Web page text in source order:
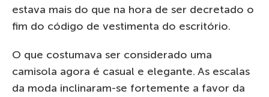
estava mais do que na hora de ser decretado o
fim do código de vestimenta do escritório.
O que costumava ser considerado uma
camisola agora é casual e elegante. As escalas
da moda inclinaram-se fortemente a favor da